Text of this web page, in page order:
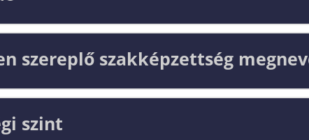
szereplő szakképzettség
szint